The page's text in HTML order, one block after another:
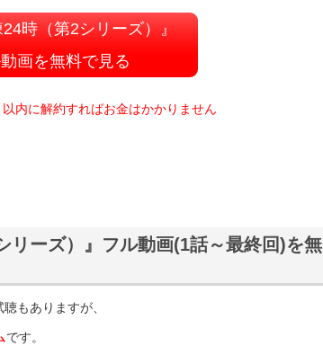
24時（第2シリーズ）』
画を無料で見る
内に解約すればお金はかかりません
リーズ）』フル動画(1話～最終回)を無
もありますが、
です。